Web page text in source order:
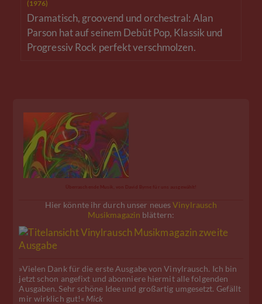
(1976)
Dramatisch, groovend und orchestral: Alan
Parson hat auf seinem Debüt Pop, Klassik und
Progressiv Rock perfekt verschmolzen.
Überraschende Musik, von David Byrne für uns ausgewählt!
Hier könnte ihr durch unser neuesVinylrausch
Musikmagazin blättern:
»Vielen Dank für die erste Ausgabe von Vinylrausch. Ich bin
jetzt schon angefixt und abonniere hiermit alle folgenden
Ausgaben. Sehr schöne Idee und großartig umgesetzt. Gefällt
mir wirklich gut!« Mick